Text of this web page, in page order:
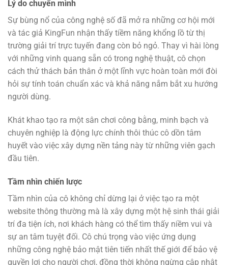
Lý do chuyển mình
Sự bùng nổ của công nghệ số đã mở ra những cơ hội mới
và tác giả KingFun nhận thấy tiềm năng khổng lồ từ thị
trường giải trí trực tuyến đang còn bỏ ngỏ. Thay vì hài lòng
với những vinh quang sẵn có trong nghệ thuật, cô chọn
cách thử thách bản thân ở một lĩnh vực hoàn toàn mới đòi
hỏi sự tính toán chuẩn xác và khả năng nắm bắt xu hướng
người dùng.
Khát khao tạo ra một sân chơi công bằng, minh bạch và
chuyên nghiệp là động lực chính thôi thúc cô dồn tâm
huyết vào việc xây dựng nền tảng này từ những viên gạch
đầu tiên.
Tầm nhìn chiến lược
Tầm nhìn của cô không chỉ dừng lại ở việc tạo ra một
website thông thường mà là xây dựng một hệ sinh thái giải
trí đa tiện ích, nơi khách hàng có thể tìm thấy niềm vui và
sự an tâm tuyệt đối. Cô chú trọng vào việc ứng dụng
những công nghệ bảo mật tiên tiến nhất thế giới để bảo vệ
quyền lợi cho người chơi, đồng thời không ngừng cập nhật